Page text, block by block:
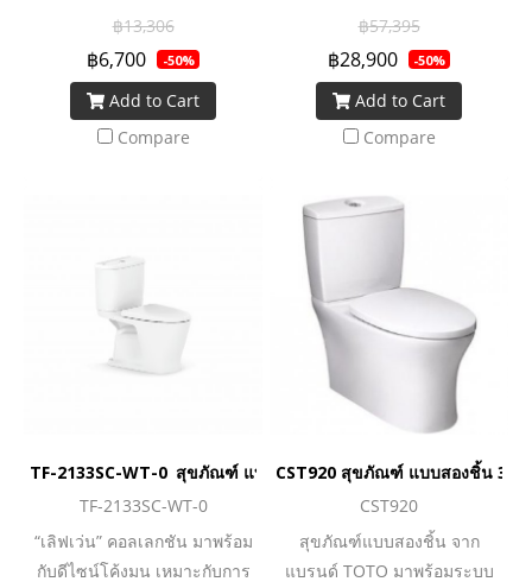
ชำระล้างที่ทรงพลัง ทำความ
สะอาดหมดจด ทั้งยังประหยัดน้ำ
ยิ่งขึ้นด้วยเทคโนโลยี Water
Saving ช่วยเพิ่มประสิทธิภาพ
การชำระล้าง แต่ใช้ปริมาณน้ำ
สุขภัณฑ์ จึงช่วยลดการเกาะติด
ถือได้ว่าเป็นอีกหนึ่งตัวเลือกดี ๆ
ของนวัตกรรมโถสุขภัณฑ์ที่มอบ
ความคุ้มค่าและตอบโจทย์การ
฿13,306
฿6,700 -50%
Add to Cart
Compare
ชำระล้างที่ทรงพลัง ทำความ
สะอาดหมดจด ทั้งยังประหยัดน้ำ
ยิ่งขึ้นด้วยเทคโนโลยี Water
Saving ช่วยเพิ่มประสิทธิภาพ
การชำระล้าง แต่ใช้ปริมาณน้ำ
ง่ายด้วยเทคโนโลยีการเคลือบ
สาร Cefiontect ที่พื้นผิวสุข
สุขภัณฑ์ จึงช่วยลดการเกาะติด
ของคราบสกปรกและเชื้อโรค
ถือได้ว่าเป็นอีกหนึ่งตัวเลือกดี ๆ
ของนวัตกรรมโถสุขภัณฑ์ที่มอบ
ความคุ้มค่าและตอบโจทย์การ
ใช้งานอย่างแท้จริง
฿57,395
฿28,900 -50%
Add to Cart
Compare
TF-2133SC-WT-0 สุขภัณฑ์ แบบสองชิ้น 3/4.5 ลิตร รุ่น Loven
TF-2133SC-WT-0
“เลิฟเว่น” คอลเลกชัน มาพร้อม
กับดีไซน์โค้งมน เหมาะกับการ
CST920 สุขภัณฑ์ แบบสองชิ้น 3/
CST920
สุขภัณฑ์แบบสองชิ้น จาก
แบรนด์ TOTO มาพร้อมระบบ